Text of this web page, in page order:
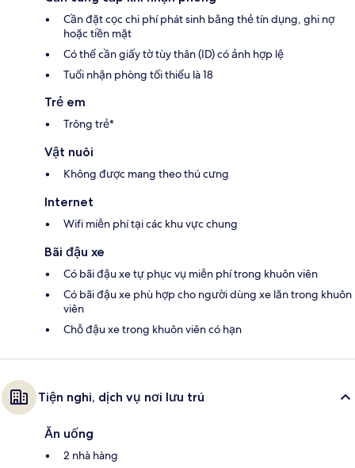
Cần đặt cọc chi phí phát sinh bằng thẻ tín dụng, ghi nợ
hoặc tiền mặt
Có thể cần giấy tờ tùy thân (ID) có ảnh hợp lệ
Tuổi nhận phòng tối thiểu là 18
Trẻ em
Trông trẻ*
Vật nuôi
Không được mang theo thú cưng
Internet
Wifi miễn phí tại các khu vực chung
Bãi đậu xe
Có bãi đậu xe tự phục vụ miễn phí trong khuôn viên
Có bãi đậu xe phù hợp cho người dùng xe lăn trong khuôn
viên
Chỗ đậu xe trong khuôn viên có hạn
Tiện nghi, dịch vụ nơi lưu trú
Ăn uống
2 nhà hàng